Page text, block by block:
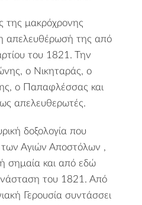
της μακρόχρονης
η απελευθέρωσή της από
του 1821. Την
ο Νικηταράς, ο
ο Παπαφλέσσας και
απελευθερωτές.
δοξολογία που
των Αγιών Αποστόλων ,
σημαία και από εδώ
του 1821. Από
Γερουσία συντάσσει